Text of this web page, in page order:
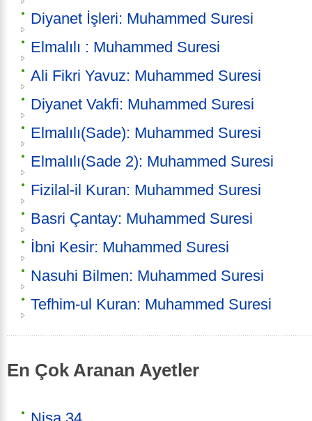
Diyanet İşleri: Muhammed Suresi
Elmalılı : Muhammed Suresi
Ali Fikri Yavuz: Muhammed Suresi
Diyanet Vakfi: Muhammed Suresi
Elmalılı(Sade): Muhammed Suresi
Elmalılı(Sade 2): Muhammed Suresi
Fizilal-il Kuran: Muhammed Suresi
Basri Çantay: Muhammed Suresi
İbni Kesir: Muhammed Suresi
Nasuhi Bilmen: Muhammed Suresi
Tefhim-ul Kuran: Muhammed Suresi
En Çok Aranan Ayetler